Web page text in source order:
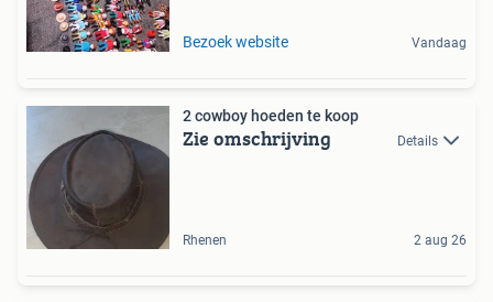
Bezoek website Vandaag
2 cowboy hoeden te koop
Zie omschrijving Details
Rhenen 2 aug 26